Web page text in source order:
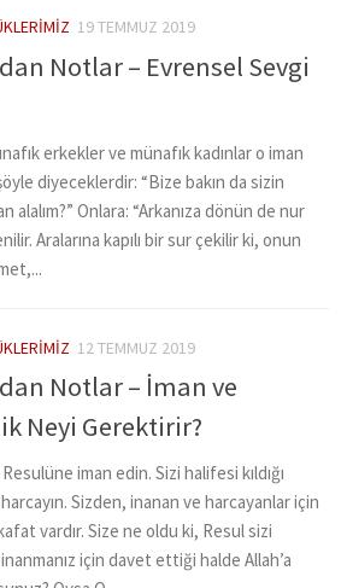
19 TEMMUZ 2019
Notlar – Evrensel Sevgi
erkekler ve münafık kadınlar o iman
diyeceklerdir: “Bize bakın da sizin
alalım?” Onlara: “Arkanıza dönün de nur
Aralarına kapılı bir sur çekilir ki, onun
12 TEMMUZ 2019
Notlar – İman ve
Neyi Gerektirir?
Resulüne iman edin. Sizi halifesi kıldığı
Sizden, inanan ve harcayanlar için
vardır. Size ne oldu ki, Resul sizi
için davet ettiği halde Allah’a